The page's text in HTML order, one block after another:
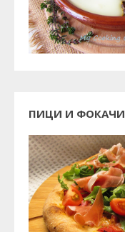
ПИЦИ И ФОКАЧИ